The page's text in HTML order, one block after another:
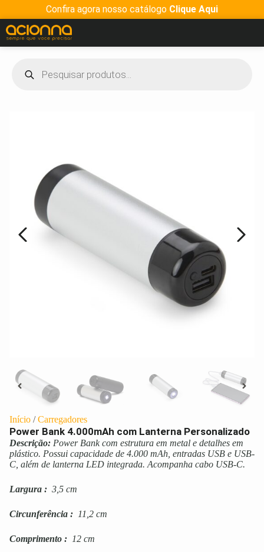
Confira agora nosso catálogo Clique Aqui
Início /Carregadores
Power Bank 4.000mAh com Lanterna Personalizado
Descrição: Power Bank com estrutura em metal e detalhes em
plástico. Possui capacidade de 4.000 mAh, entradas USB e USB-
C, além de lanterna LED integrada. Acompanha cabo USB-C.
Largura : 3,5 cm
Circunferência : 11,2 cm
Comprimento : 12 cm